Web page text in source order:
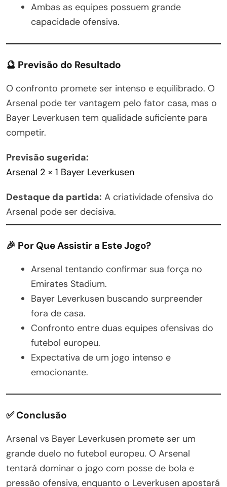
Ambas as equipes possuem grande
capacidade ofensiva.
🔮 Previsão do Resultado
O confronto promete ser intenso e equilibrado. O
Arsenal pode ter vantagem pelo fator casa, mas o
Bayer Leverkusen tem qualidade suficiente para
competir.
Previsão sugerida:
Arsenal 2 × 1 Bayer Leverkusen
Destaque da partida: A criatividade ofensiva do
Arsenal pode ser decisiva.
🎉 Por Que Assistir a Este Jogo?
Arsenal tentando confirmar sua força no
Emirates Stadium.
Bayer Leverkusen buscando surpreender
fora de casa.
Confronto entre duas equipes ofensivas do
futebol europeu.
Expectativa de um jogo intenso e
emocionante.
✅ Conclusão
Arsenal vs Bayer Leverkusen promete ser um
grande duelo no futebol europeu. O Arsenal
tentará dominar o jogo com posse de bola e
pressão ofensiva, enquanto o Leverkusen apostará